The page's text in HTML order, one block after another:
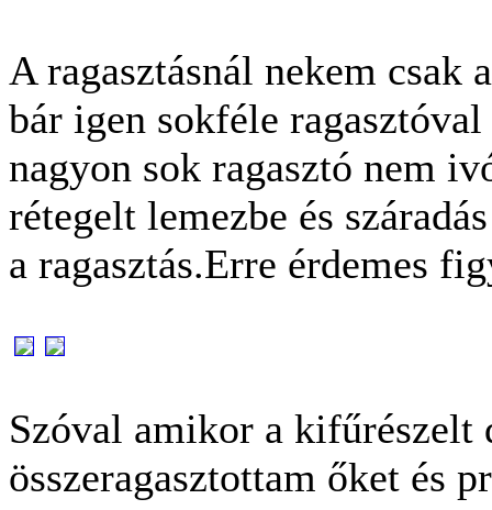
A ragasztásnál nekem csak
bár igen sokféle
nagyon sok ragasztó nem
rétegelt lemezbe és
a ragasztás.Erre érdemes
Szóval amikor a kifűrészelt
összeragasztottam őket és